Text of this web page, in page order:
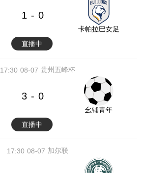
1 - 0
卡帕拉巴女足
直播中
08-07
17:30 贵州五峰杯
3 - 0
幺铺青年
直播中
08-07
17:30 加尔联